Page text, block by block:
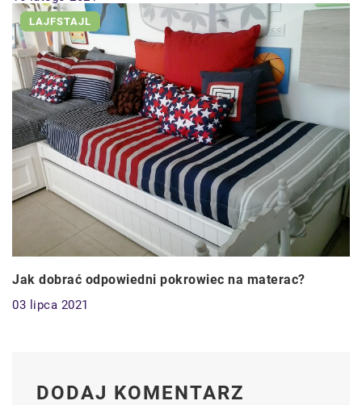
LAJFSTAJL
Jak dobrać odpowiedni pokrowiec na materac?
03 lipca 2021
DODAJ KOMENTARZ